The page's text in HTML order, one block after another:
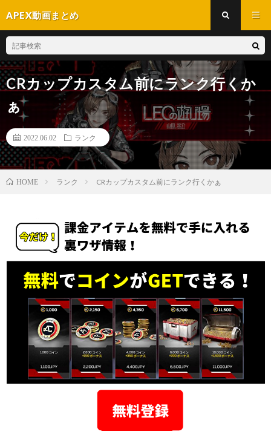
APEX動画まとめ
CRカップカスタム前にランク行くか
ぁ
2022.06.02 ランク
HOME ランク CRカップカスタム前にランク行くかぁ